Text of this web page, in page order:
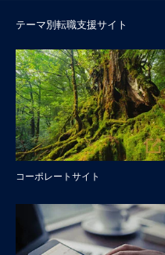
テーマ別転職支援サイト
コーポレートサイト